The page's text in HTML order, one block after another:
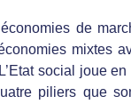
de
mixtes
social joue
piliers que